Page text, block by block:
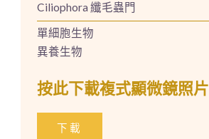
Ciliophora 纖毛蟲門
單細胞生物
異養生物
按此下載複式顯微鏡照片
下載